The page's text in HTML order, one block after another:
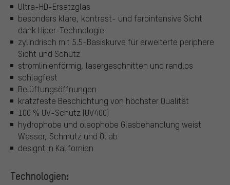
Ultra-HD-Ersatzglas
besonders klare, kontrast- und farbintensive Sicht
dank Hiper-Technologie
zylindrisch mit 5.5-Basiskurve für erweiterte periphere
Sicht und Schutz
stromlinienförmig, lasergeschnitten und randlos
schlagfest
Belüftungsöffnungen
kratzfeste Beschichtung von höchster Qualität
100 % UV-Schutz (UV400)
hydrophobe und oleophobe Glasbehandlung weist
Wasser, Schmutz und Öl ab
designt in Kalifornien
Technologien: